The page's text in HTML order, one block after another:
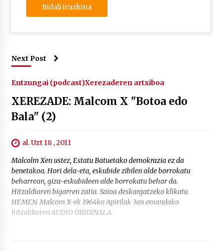
Next Post
Entzungai (podcast)Xerezaderen artxiboa
XEREZADE: Malcom X "Botoa edo
Bala" (2)
al. Uzt 18 , 2011
Malcolm Xen ustez, Estatu Batuetako demokrazia ez da
benetakoa. Hori dela-eta, eskubide zibilen alde borrokatu
beharrean, giza-eskubideen alde borrokatu behar da.
Hitzaldiaren bigarren zatia. Saioa deskargatzeko klikatu
HEMEN. Malcom X-ek 1964ko Apirilak 3an emandako
hitzaldiaren AUDIO ORIGINALA.